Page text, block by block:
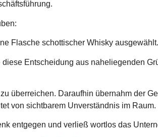
Flasche schottischer Whisky ausgewählt.
Entscheidung aus naheliegenden
überreichen. Daraufhin übernahm der
von sichtbarem Unverständnis im Raum.
entgegen und verließ wortlos das